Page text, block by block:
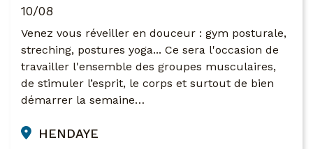
10/08
Venez vous réveiller en douceur : gym posturale,
streching, postures yoga... Ce sera l'occasion de
travailler l'ensemble des groupes musculaires,
de stimuler l’esprit, le corps et surtout de bien
démarrer la semaine…
HENDAYE